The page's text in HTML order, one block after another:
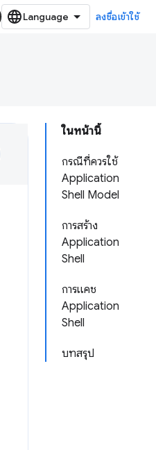
ลงชื่อเข้าใช้
ในหน้านี้
กรณีที่ควรใช้
Application
Shell Model
การสร้าง
Application
Shell
การแคช
Application
Shell
บทสรุป